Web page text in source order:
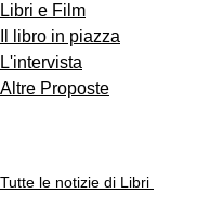
Libri e Film
Il libro in piazza
L'intervista
Altre Proposte
Tutte le notizie di Libri